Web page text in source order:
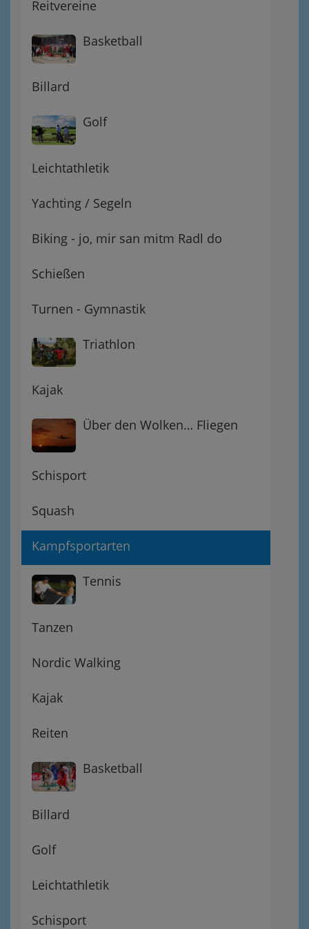
Reitvereine
Basketball
Billard
Golf
Leichtathletik
Yachting / Segeln
Biking - jo, mir san mitm Radl do
Schießen
Turnen - Gymnastik
Triathlon
Kajak
Über den Wolken… Fliegen
Schisport
Squash
Kampfsportarten
Tennis
Tanzen
Nordic Walking
Kajak
Reiten
Basketball
Billard
Golf
Leichtathletik
Schisport